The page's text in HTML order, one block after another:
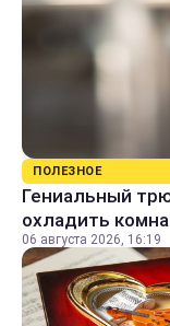
ПОЛЕЗНОЕ
Гениальный
охладить
06 августа 2026, 16:19